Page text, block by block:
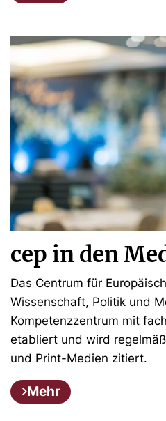
cep in den
Das Centrum für
Wissenschaft, Politik und
Kompetenzzentrum mit
etabliert und wird
und Print-Medien zitiert.
Mehr